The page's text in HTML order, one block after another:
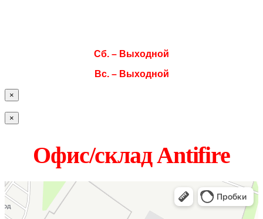
Сб. – Выходной
Вс. – Выходной
×
×
Офис/склад Antifire